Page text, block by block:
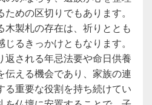
めの区切りでもあります。
木製札の存在は、祈りととも
るきっかけともなります。
返される年忌法要や命日供養
伝える機会であり、家族の連
る重要な役割を持ち続けてい